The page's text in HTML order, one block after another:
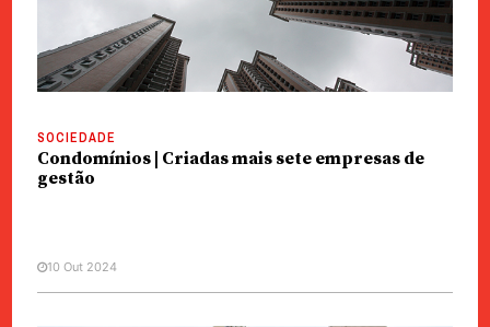
SOCIEDADE
Condomínios | Criadas mais sete empresas de
gestão
10 Out 2024